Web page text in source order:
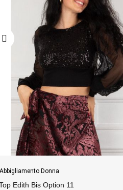
Gonne
Tubino Trasparent Option 1